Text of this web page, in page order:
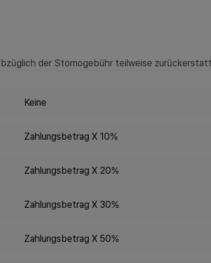
der Stornogebühr teilweise
Keine
Zahlungsbetrag X 10%
Zahlungsbetrag X 20%
Zahlungsbetrag X 30%
Zahlungsbetrag X 50%